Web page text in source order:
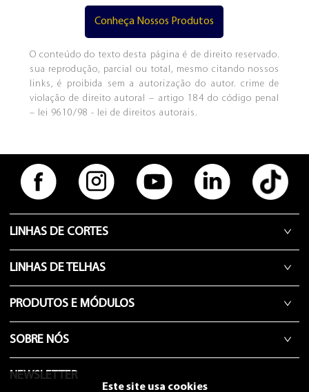
Este site usa cookies
Conheça Nossos Produtos
O conteúdo do texto desta página é de direito reservado.
sua reprodução, parcial ou total, mesmo citando nossos
links, é proibida sem a autorização do autor. crime de
violação de direito autoral – artigo 184 do código penal
– lei 9610/98 - lei de direitos autorais.
LINHAS DE CORTES
LINHAS DE TELHAS
PRODUTOS E MÓDULOS
SOBRE NÓS
NEWSLETTER